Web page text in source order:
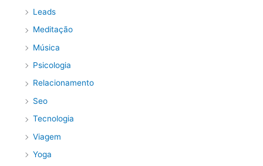
Leads
Meditação
Música
Psicologia
Relacionamento
Seo
Tecnologia
Viagem
Yoga